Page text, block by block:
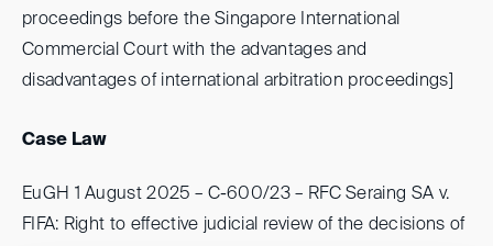
proceedings before the Singapore International
Commercial Court with the advantages and
disadvantages of international arbitration proceedings]
Case Law
EuGH 1 August 2025 – C-600/23 – RFC Seraing SA v.
FIFA: Right to effective judicial review of the decisions of